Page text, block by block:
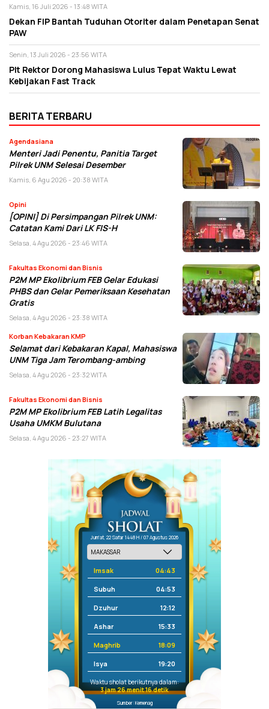
Kamis, 16 Juli 2026 - 13:48 WITA
Dekan FIP Bantah Tuduhan Otoriter dalam Penetapan Senat
PAW
Senin, 13 Juli 2026 - 23:56 WITA
Plt Rektor Dorong Mahasiswa Lulus Tepat Waktu Lewat
Kebijakan Fast Track
BERITA TERBARU
Agendasiana
Menteri Jadi Penentu, Panitia Target
Pilrek UNM Selesai Desember
Kamis, 6 Agu 2026 - 20:38 WITA
Opini
[OPINI] Di Persimpangan Pilrek UNM:
Catatan Kami Dari LK FIS-H
Selasa, 4 Agu 2026 - 23:46 WITA
Fakultas Ekonomi dan Bisnis
P2M MP Ekolibrium FEB Gelar Edukasi
PHBS dan Gelar Pemeriksaan Kesehatan
Gratis
Selasa, 4 Agu 2026 - 23:38 WITA
Korban Kebakaran KMP
Selamat dari Kebakaran Kapal, Mahasiswa
UNM Tiga Jam Terombang-ambing
Selasa, 4 Agu 2026 - 23:32 WITA
Fakultas Ekonomi dan Bisnis
P2M MP Ekolibrium FEB Latih Legalitas
Usaha UMKM Bulutana
Selasa, 4 Agu 2026 - 23:27 WITA
Jum'at, 22 Safar 1448 H / 07 Agustus 2026
Imsak 04:43
Subuh 04:53
Dzuhur 12:12
Ashar 15:33
Maghrib 18:09
Isya 19:20
Waktu sholat berikutnya dalam:
3 jam 26 menit 16 detik
Sumber: Kemenag